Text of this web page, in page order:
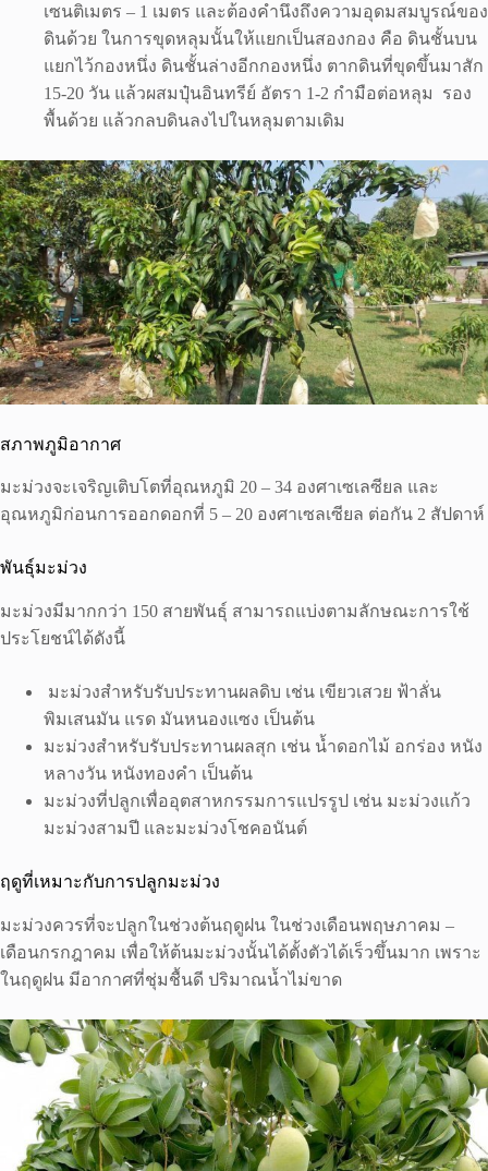
เซนติเมตร – 1 เมตร และต้องคำนึงถึงความอุดมสมบูรณ์ของ
ดินด้วย ในการขุดหลุมนั้นให้แยกเป็นสองกอง คือ ดินชั้นบน
แยกไว้กองหนึ่ง ดินชั้นล่างอีกกองหนึ่ง ตากดินที่ขุดขึ้นมาสัก
15-20 วัน แล้วผสมปุ๋นอินทรีย์ อัตรา 1-2 กำมือต่อหลุม รอง
พื้นด้วย แล้วกลบดินลงไปในหลุมตามเดิม
สภาพภูมิอากาศ
มะม่วงจะเจริญเติบโตที่อุณหภูมิ 20 – 34 องศาเซเลซียล และ
อุณหภูมิก่อนการออกดอกที่ 5 – 20 องศาเซลเซียล ต่อกัน 2 สัปดาห์
พันธุ์มะม่วง
มะม่วงมีมากกว่า 150 สายพันธุ์ สามารถแบ่งตามลักษณะการใช้
ประโยชน์ได้ดังนี้
มะม่วงสำหรับรับประทานผลดิบ เช่น เขียวเสวย ฟ้าลั่น
พิมเสนมัน แรด มันหนองแซง เป็นต้น
มะม่วงสำหรับรับประทานผลสุก เช่น น้ำดอกไม้ อกร่อง หนัง
หลางวัน หนังทองคำ เป็นต้น
มะม่วงที่ปลูกเพื่ออุตสาหกรรมการแปรรูป เช่น มะม่วงแก้ว
มะม่วงสามปี และมะม่วงโชคอนันต์
ฤดูที่เหมาะกับการปลูกมะม่วง
มะม่วงควรที่จะปลูกในช่วงต้นฤดูฝน ในช่วงเดือนพฤษภาคม –
เดือนกรกฎาคม เพื่อให้ต้นมะม่วงนั้นได้ตั้งตัวได้เร็วขึ้นมาก เพราะ
ในฤดูฝน มีอากาศที่ชุ่มชื้นดี ปริมาณน้ำไม่ขาด